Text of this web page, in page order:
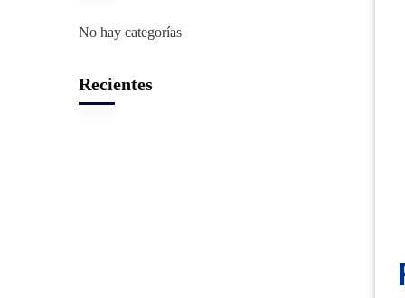
No hay categorías
Recientes